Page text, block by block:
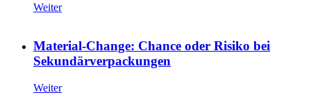
Weiter
Material-Change: Chance oder Risiko bei
Sekundärverpackungen
Weiter